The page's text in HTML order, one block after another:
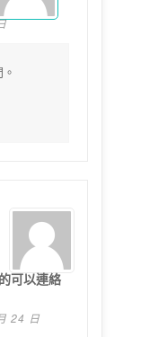
可以連絡
24 日